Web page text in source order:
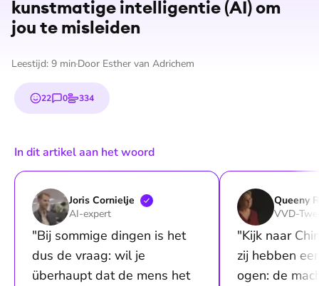
kunstmatige in­tel­li­gen­tie (AI) om
jou te misleiden
Leestijd: 9 min Door Esther van Adrichem
22
emojis0
reacties
334
stemmen
In dit artikel aan het woord
Joris Cornielje
AI-expert
"Bij sommige dingen is het
dus de vraag: wil je
überhaupt dat de mens het
Queeny
VVD-
"Kijk naar
zij hebben
ogen: de